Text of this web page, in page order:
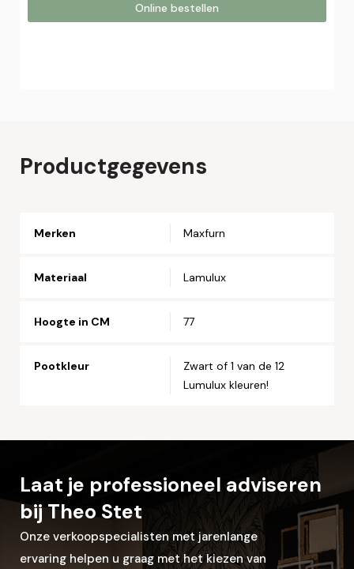
Online bestellen
Postcode*
Let op: zorg dat alle velden met een * zijn ingevuld.
Productgegevens
Merken Maxfurn
Materiaal Lamulux
Hoogte in CM 77
Pootkleur
Zwart of 1 van de 12
Lumulux kleuren!
Laat je professioneel adviseren
bij Theo Stet
Onze verkoopspecialisten met jarenlange
ervaring helpen u graag met het kiezen van